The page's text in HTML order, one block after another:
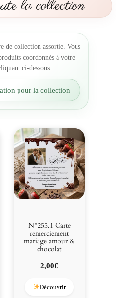
la collection
de collection assortie. Vous
coordonnés à votre
ci-dessous.
pour la collection
N°255.1 Carte
remerciement
mariage amour &
chocolat
2,00€
Découvrir